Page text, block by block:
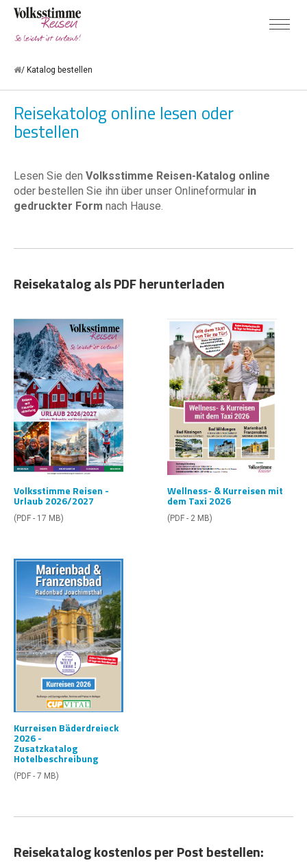
Katalog bestellen
Reisekatolog online lesen oder
bestellen
Lesen Sie den Volksstimme Reisen-Katalog online
oder bestellen Sie ihn über unser Onlineformular in
gedruckter Form nach Hause.
Reisekatalog als PDF herunterladen
Volksstimme Reisen -
Urlaub 2026/2027
(PDF - 17 MB)
Wellness- & Kurreisen mit
dem Taxi 2026
(PDF - 2 MB)
Kurreisen Bäderdreieck
2026 -
Zusatzkatalog
Hotelbeschreibung
(PDF - 7 MB)
Reisekatalog kostenlos per Post bestellen: